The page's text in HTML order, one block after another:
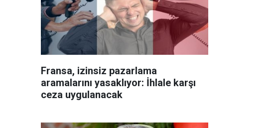
Fransa, izinsiz pazarlama
aramalarını yasaklıyor: İhlale karşı
ceza uygulanacak